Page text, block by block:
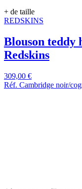
+ de taille
REDSKINS
Blouson teddy
Redskins
309,00 €
Réf. Cambridge noir/